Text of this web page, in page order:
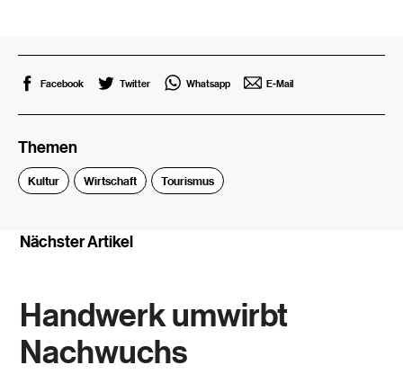
Facebook Twitter Whatsapp E-Mail
Themen
Kultur Wirtschaft Tourismus
Nächster Artikel
Handwerk umwirbt
Nachwuchs